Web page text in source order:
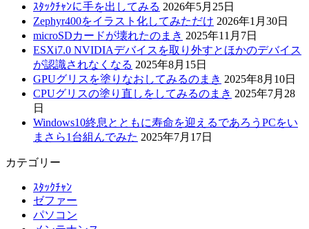
ｽﾀｯｸﾁｬﾝに手を出してみる 2026年5月25日
Zephyr400をイラスト化してみただけ 2026年1月30日
microSDカードが壊れたのまき 2025年11月7日
ESXi7.0 NVIDIAデバイスを取り外すとほかのデバイス
が認識されなくなる 2025年8月15日
GPUグリスを塗りなおしてみるのまき 2025年8月10日
CPUグリスの塗り直しをしてみるのまき 2025年7月28
日
Windows10終息とともに寿命を迎えるであろうPCをい
まさら1台組んでみた 2025年7月17日
カテゴリー
ｽﾀｯｸﾁｬﾝ
ゼファー
パソコン